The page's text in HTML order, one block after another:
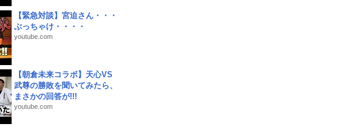
【緊急対談】宮迫さん・・・
ぶっちゃけ・・・・
youtube.com
【朝倉未来コラボ】天心VS
武尊の勝敗を聞いてみたら、
まさかの回答が!!!
youtube.com